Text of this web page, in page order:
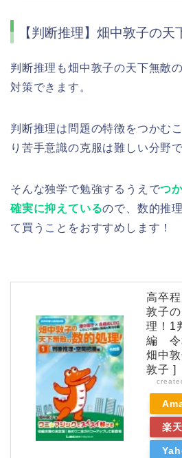
【判断推理】畑中敦子の天
判断推理も畑中敦子の天下無敵
対策できます。
判断推理は問題の特徴をつかむ
り苦手意識の克服は難しい分野で
そんな独学で勉強するうえでつ
確実に抑えているので、数的推
て買うことをおすすめします！
高卒
敦子
理！1
編 令
畑中
敦子 ]
楽